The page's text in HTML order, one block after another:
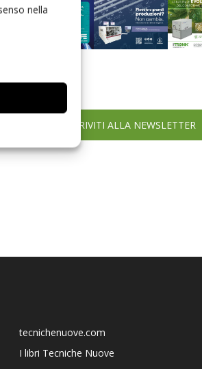
nella
ISCRIVITI ALLA NEWSLETTER
tecnichenuove.com
I libri Tecniche Nuove